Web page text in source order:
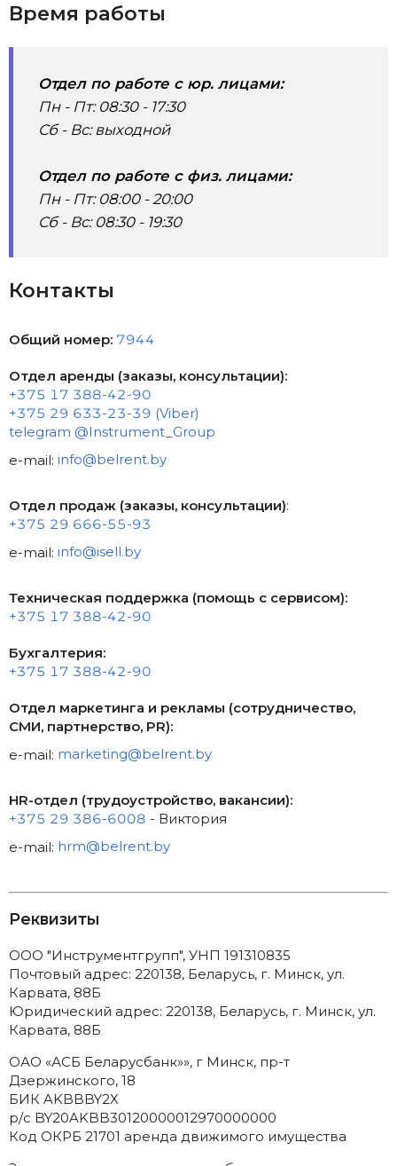
Время работы
Отдел по работе с юр. лицами:
Пн - Пт: 08:30 - 17:30
Сб - Вс: выходной
Отдел по работе с физ. лицами:
Пн - Пт: 08:00 - 20:00
Сб - Вс: 08:30 - 19:30
Контакты
Общий номер: 7944
Отдел аренды (заказы, консультации):
+375 17 388-42-90
+375 29 633-23-39 (Viber)
telegram @Instrument_Group
e-mail: info@belrent.by
Отдел продаж (заказы, консультации):
+375 29 666-55-93
e-mail: info@isell.by
Техническая поддержка (помощь с сервисом):
+375 17 388-42-90
Бухгалтерия:
+375 17 388-42-90
Отдел маркетинга и рекламы (сотрудничество,
СМИ, партнерство, PR):
e-mail: marketing@belrent.by
HR-отдел (трудоустройство, вакансии):
+375 29 386-6008 - Виктория
e-mail: hrm@belrent.by
Реквизиты
ООО "Инструментгрупп", УНП 191310835
Почтовый адрес: 220138, Беларусь, г. Минск, ул.
Карвата, 88Б
Юридический адрес: 220138, Беларусь, г. Минск, ул.
Карвата, 88Б
ОАО «АСБ Беларусбанк»», г Минск, пр-т
Дзержинского, 18
БИК AKBBBY2X
р/с BY20AKBB30120000012970000000
Код ОКРБ 21701 аренда движимого имущества